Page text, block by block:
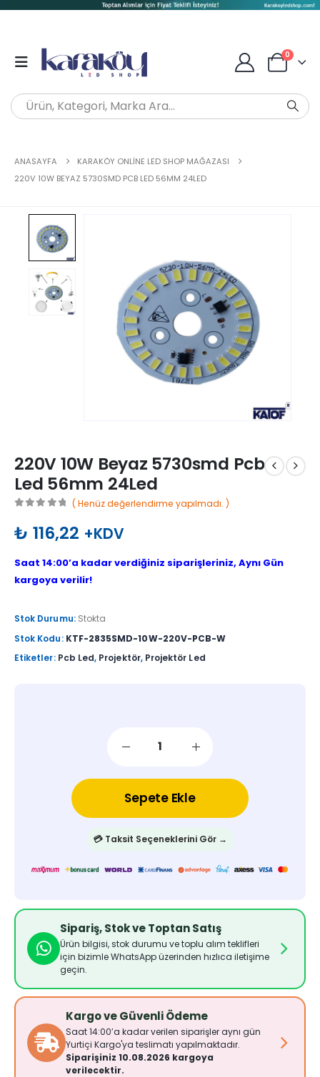
0
ANASAYFA
KARAKÖY ONLINE LED SHOP MAĞAZASI
220V 10W BEYAZ 5730SMD PCB LED 56MM 24LED
220V 10W Beyaz 5730smd Pcb
Led 56mm 24Led
( Henüz değerlendirme yapılmadı. )
₺ 116,22 +KDV
Saat 14:00’a kadar verdiğiniz siparişleriniz, Aynı Gün
kargoya verilir!
Stok Durumu: Stokta
Stok Kodu: KTF-2835SMD-10W-220V-PCB-W
Etiketler: Pcb Led, Projektör, Projektör Led
Sepete Ekle
💳 Taksit Seçeneklerini Gör →
Sipariş, Stok ve Toptan Satış
Ürün bilgisi, stok durumu ve toplu alım teklifleri
için bizimle WhatsApp üzerinden hızlıca iletişime
geçin.
Kargo ve Güvenli Ödeme
Saat 14:00’a kadar verilen siparişler aynı gün
Yurtiçi Kargo'ya teslimatı yapılmaktadır.
Siparişiniz 10.08.2026 kargoya
verilecektir.